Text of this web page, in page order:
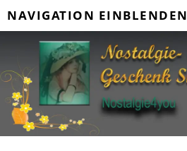
NAVIGATION EINBLENDEN